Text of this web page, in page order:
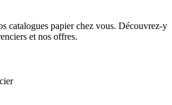
catalogues papier chez vous. Découvrez-y
et nos offres.